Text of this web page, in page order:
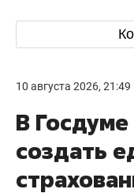
10 августа 2026, 21:49
В
создать